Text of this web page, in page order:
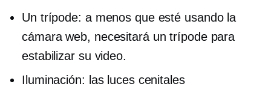
Un trípode: a menos que esté usando la
cámara web, necesitará un trípode para
estabilizar su video.
Iluminación: las luces cenitales